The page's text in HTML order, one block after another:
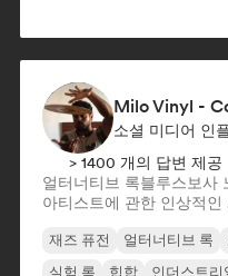
Milo Vinyl -
소셜 미디어 인
> 1400 개의 답변 제공
얼터너티브 록블루스보사
아티스트에 관한 인상적
재즈 퓨전 얼터너티브 록
실험 록
힙합 인더스트리